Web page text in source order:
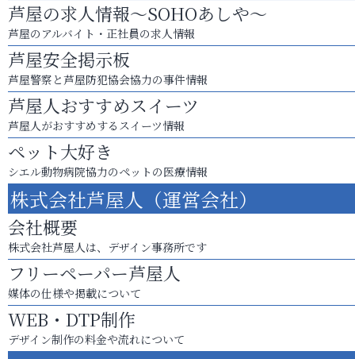
芦屋の求人情報～SOHOあしや～
芦屋のアルバイト・正社員の求人情報
芦屋安全掲示板
芦屋警察と芦屋防犯協会協力の事件情報
芦屋人おすすめスイーツ
芦屋人がおすすめするスイーツ情報
ペット大好き
シエル動物病院協力のペットの医療情報
株式会社芦屋人（運営会社）
会社概要
株式会社芦屋人は、デザイン事務所です
フリーペーパー芦屋人
媒体の仕様や掲載について
WEB・DTP制作
デザイン制作の料金や流れについて